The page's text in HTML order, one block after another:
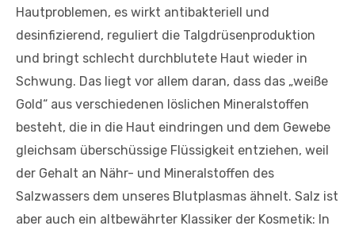
Hautproblemen, es wirkt antibakteriell und
desinfizierend, reguliert die Talgdrüsenproduktion
und bringt schlecht durchblutete Haut wieder in
Schwung. Das liegt vor allem daran, dass das „weiße
Gold“ aus verschiedenen löslichen Mineralstoffen
besteht, die in die Haut eindringen und dem Gewebe
gleichsam überschüssige Flüssigkeit entziehen, weil
der Gehalt an Nähr- und Mineralstoffen des
Salzwassers dem unseres Blutplasmas ähnelt. Salz ist
aber auch ein altbewährter Klassiker der Kosmetik: In